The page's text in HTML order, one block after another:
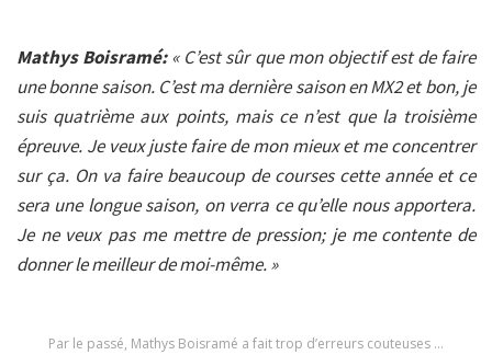
Mathys Boisramé:« C’est sûr que mon objectif est de faire
une bonne saison. C’est ma dernière saison en MX2 et bon, je
suis quatrième aux points, mais ce n’est que la troisième
épreuve. Je veux juste faire de mon mieux et me concentrer
sur ça. On va faire beaucoup de courses cette année et ce
sera une longue saison, on verra ce qu’elle nous apportera.
Je ne veux pas me mettre de pression; je me contente de
donner le meilleur de moi-même. »
Par le passé, Mathys Boisramé a fait trop d’erreurs couteuses …